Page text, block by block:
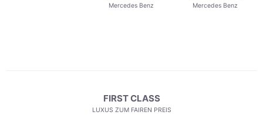
Mercedes Benz
Mercedes Benz
FIRST CLASS
LUXUS ZUM FAIREN PREIS